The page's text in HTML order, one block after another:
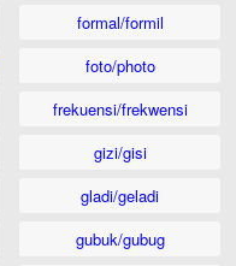
formal/formil
foto/photo
frekuensi/frekwensi
gizi/gisi
gladi/geladi
gubuk/gubug